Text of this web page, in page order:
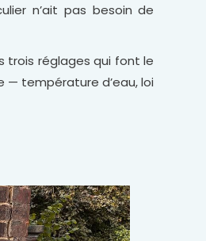
n’ait pas besoin de
trois réglages qui font le
— température d’eau, loi